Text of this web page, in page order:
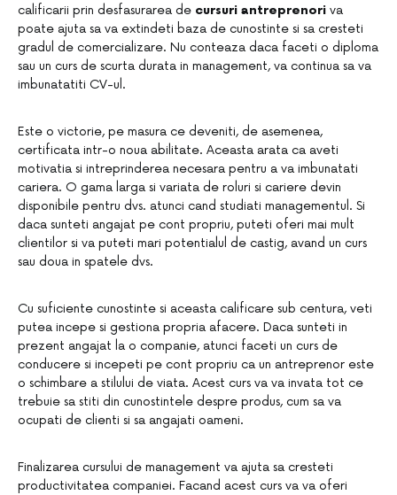
calificarii prin desfasurarea de cursuri antreprenori va
poate ajuta sa va extindeti baza de cunostinte si sa cresteti
gradul de comercializare. Nu conteaza daca faceti o diploma
sau un curs de scurta durata in management, va continua sa va
imbunatatiti CV-ul.
Este o victorie, pe masura ce deveniti, de asemenea,
certificata intr-o noua abilitate. Aceasta arata ca aveti
motivatia si intreprinderea necesara pentru a va imbunatati
cariera. O gama larga si variata de roluri si cariere devin
disponibile pentru dvs. atunci cand studiati managementul. Si
daca sunteti angajat pe cont propriu, puteti oferi mai mult
clientilor si va puteti mari potentialul de castig, avand un curs
sau doua in spatele dvs.
Cu suficiente cunostinte si aceasta calificare sub centura, veti
putea incepe si gestiona propria afacere. Daca sunteti in
prezent angajat la o companie, atunci faceti un curs de
conducere si incepeti pe cont propriu ca un antreprenor este
o schimbare a stilului de viata. Acest curs va va invata tot ce
trebuie sa stiti din cunostintele despre produs, cum sa va
ocupati de clienti si sa angajati oameni.
Finalizarea cursului de management va ajuta sa cresteti
productivitatea companiei. Facand acest curs va va oferi